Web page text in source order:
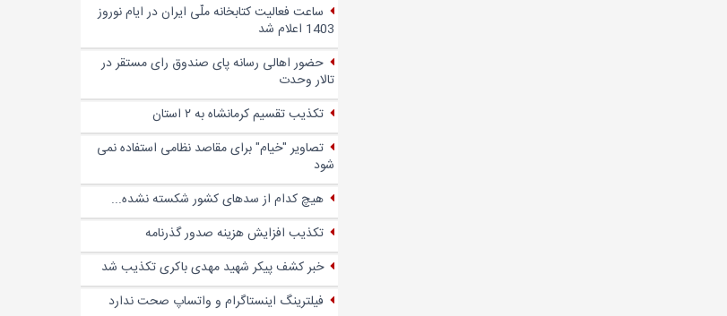
ساعت فعالیت کتابخانه ملّی ایران در ایام نوروز
1403 اعلام شد
حضور اهالی رسانه پای صندوق‌ رای مستقر در
تالار وحدت
تکذیب تقسیم کرمانشاه به ۲ استان
تصاویر "خیام" برای مقاصد نظامی استفاده نمی
شود
هیچ کدام از سدهای کشور شکسته نشده...
تکذیب افزایش هزینه صدور گذرنامه
خبر کشف پیکر شهید مهدی باکری تکذیب شد
فیلترینگ اینستاگرام و واتساپ صحت ندارد